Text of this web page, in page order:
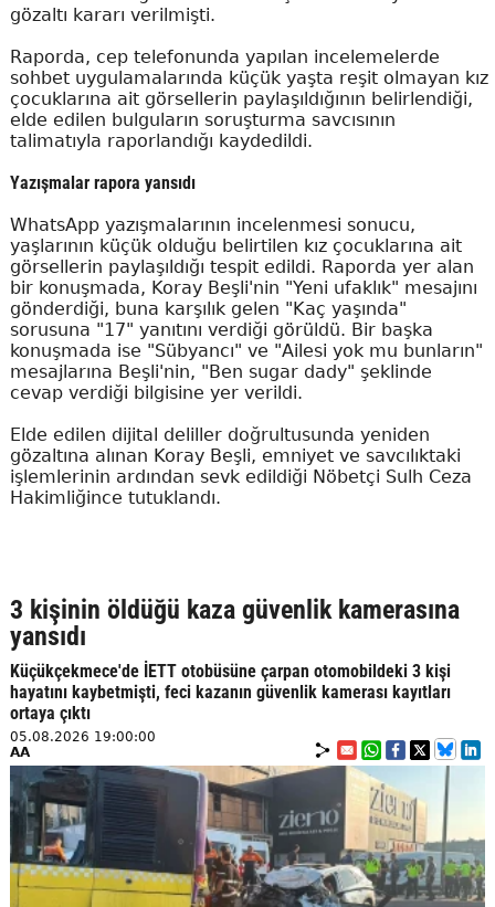
gözaltı kararı verilmişti.
Raporda, cep telefonunda yapılan incelemelerde
sohbet uygulamalarında küçük yaşta reşit olmayan kız
çocuklarına ait görsellerin paylaşıldığının belirlendiği,
elde edilen bulguların soruşturma savcısının
talimatıyla raporlandığı kaydedildi.
Yazışmalar rapora yansıdı
WhatsApp yazışmalarının incelenmesi sonucu,
yaşlarının küçük olduğu belirtilen kız çocuklarına ait
görsellerin paylaşıldığı tespit edildi. Raporda yer alan
bir konuşmada, Koray Beşli'nin "Yeni ufaklık" mesajını
gönderdiği, buna karşılık gelen "Kaç yaşında"
sorusuna "17" yanıtını verdiği görüldü. Bir başka
konuşmada ise "Sübyancı" ve "Ailesi yok mu bunların"
mesajlarına Beşli'nin, "Ben sugar dady" şeklinde
cevap verdiği bilgisine yer verildi.
Elde edilen dijital deliller doğrultusunda yeniden
gözaltına alınan Koray Beşli, emniyet ve savcılıktaki
işlemlerinin ardından sevk edildiği Nöbetçi Sulh Ceza
Hakimliğince tutuklandı.
3 kişinin öldüğü kaza güvenlik kamerasına
yansıdı
Küçükçekmece'de İETT otobüsüne çarpan otomobildeki 3 kişi
hayatını kaybetmişti, feci kazanın güvenlik kamerası kayıtları
ortaya çıktı
05.08.2026 19:00:00
AA